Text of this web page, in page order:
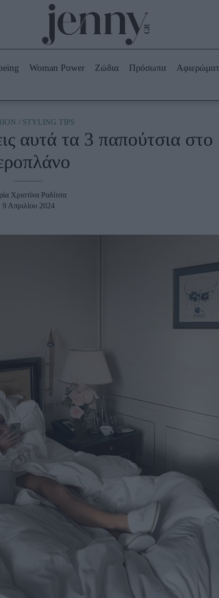
Beauty -
Ομορφιά
Skincare
Μακιγιάζ
Ζώδια
Χωρίς Ταμπέλες
Woman Power Ζώδια Πρόσωπα
STYLING TIPS
αυτά τα 3 παπούτσια στο
Χριστίνα Ραδίτσα
9 Απριλίου 2024